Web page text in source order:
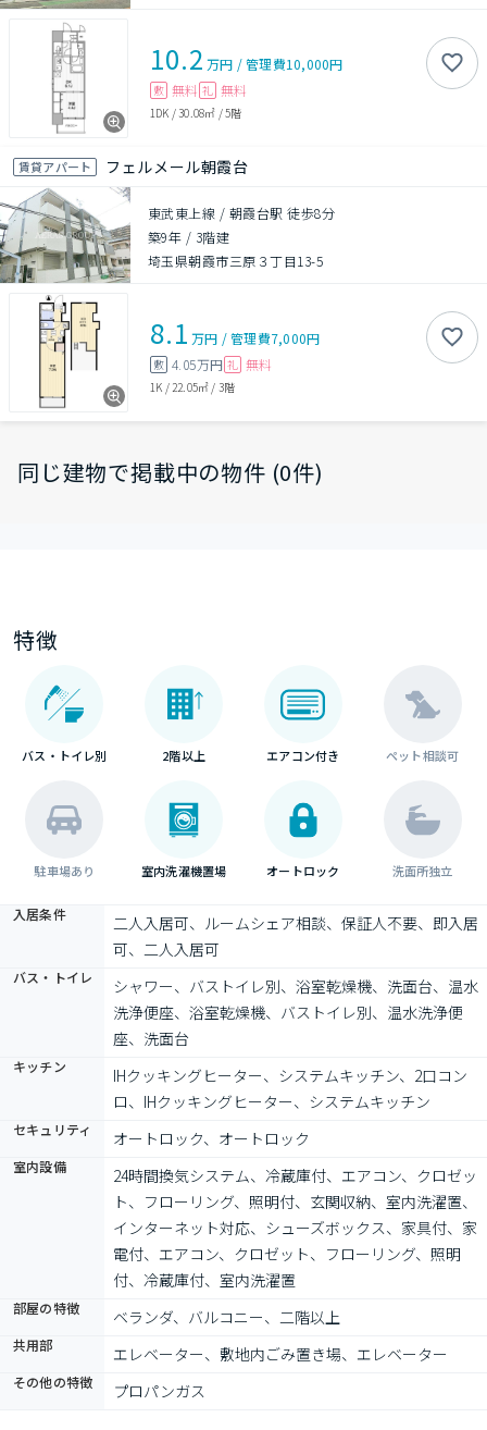
10.2 万円 /管理費10,000円
敷 無料 礼 無料
1DK /30.08㎡ /5階
賃貸アパート フェルメール朝霞台
東武東上線 / 朝霞台駅 徒歩8分
築9年 / 3階建
埼玉県朝霞市三原３丁目13-5
8.1 万円 /管理費7,000円
敷 4.05万円 礼 無料
1K / 22.05㎡ / 3階
同じ建物で掲載中の物件 (0件)
特徴
バス・トイレ別 2階以上 エアコン付き ペット相談可
駐車場あり 室内洗濯機置場 オートロック 洗面所独立
入居条件
二人入居可、ルームシェア相談、保証人不要、即入居
可、二人入居可
バス・トイレ
シャワー、バストイレ別、浴室乾燥機、洗面台、温水
洗浄便座、浴室乾燥機、バストイレ別、温水洗浄便
座、洗面台
キッチン
IHクッキングヒーター、システムキッチン、2口コン
ロ、IHクッキングヒーター、システムキッチン
セキュリティ オートロック、オートロック
室内設備
24時間換気システム、冷蔵庫付、エアコン、クロゼッ
ト、フローリング、照明付、玄関収納、室内洗濯置、
インターネット対応、シューズボックス、家具付、家
電付、エアコン、クロゼット、フローリング、照明
付、冷蔵庫付、室内洗濯置
部屋の特徴 ベランダ、バルコニー、二階以上
共用部 エレベーター、敷地内ごみ置き場、エレベーター
その他の特徴 プロパンガス